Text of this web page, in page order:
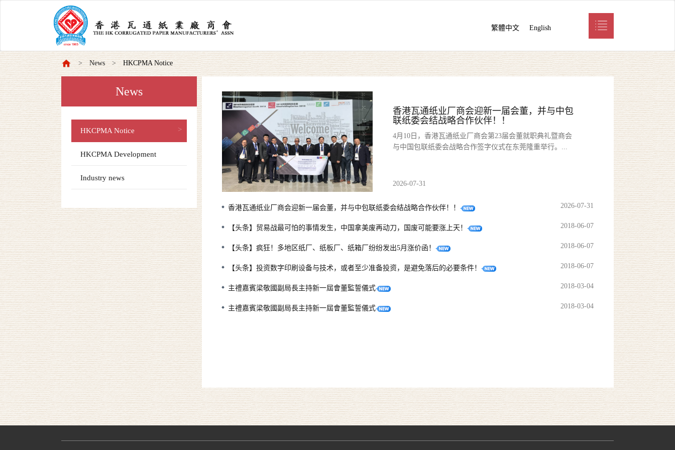
繁體中文 English
News HKCPMA Notice
News
HKCPMA Notice
HKCPMA Development
Industry news
香港瓦通纸业厂商会迎新一届会董，并与中包
联纸委会结战略合作伙伴！！
4月10日，香港瓦通纸业厂商会第23届会董就职典礼暨商会
与中国包联纸委会战略合作签字仪式在东莞隆重举行。...
2026-07-31
香港瓦通纸业厂商会迎新一届会董，并与中包联纸委会结战略合作伙伴！！ 2026-07-31
【头条】贸易战最可怕的事情发生，中国拿美废再动刀，国废可能要涨上天！ 2018-06-07
【头条】疯狂！多地区纸厂、纸板厂、纸箱厂纷纷发出5月涨价函！ 2018-06-07
【头条】投资数字印刷设备与技术，或者至少准备投资，是避免落后的必要条件！ 2018-06-07
主禮嘉賓梁敬國副局長主持新一屆會董監誓儀式 2018-03-04
主禮嘉賓梁敬國副局長主持新一屆會董監誓儀式 2018-03-04